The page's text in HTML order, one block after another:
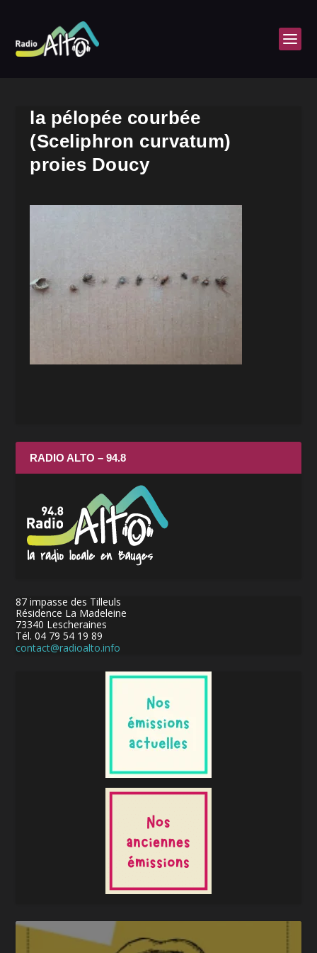
la pélopée courbée
(Sceliphron curvatum)
proies Doucy
RADIO ALTO – 94.8
87 impasse des Tilleuls
Résidence La Madeleine
73340 Lescheraines
Tél. 04 79 54 19 89
contact@radioalto.info